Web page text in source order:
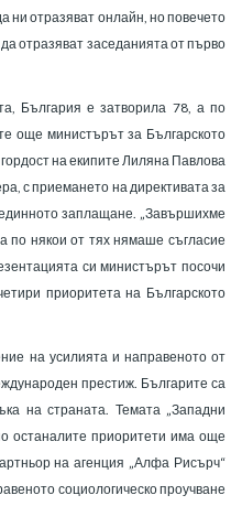
ни отразяват онлайн, но повечето
отразяват заседанията от първо
България е затворила 78, а по
още министърът за Българското
на екипите Лиляна Павлова
с приемането на директивата за
заплащане. „Завършихме
по някои от тях нямаше съгласие
си министърът посочи
приоритета на Българското
на усилията и направеното от
престиж. Българите са
на страната. Темата „Западни
останалите приоритети има още
на агенция „Алфа Рисърч“
социологическо проучване